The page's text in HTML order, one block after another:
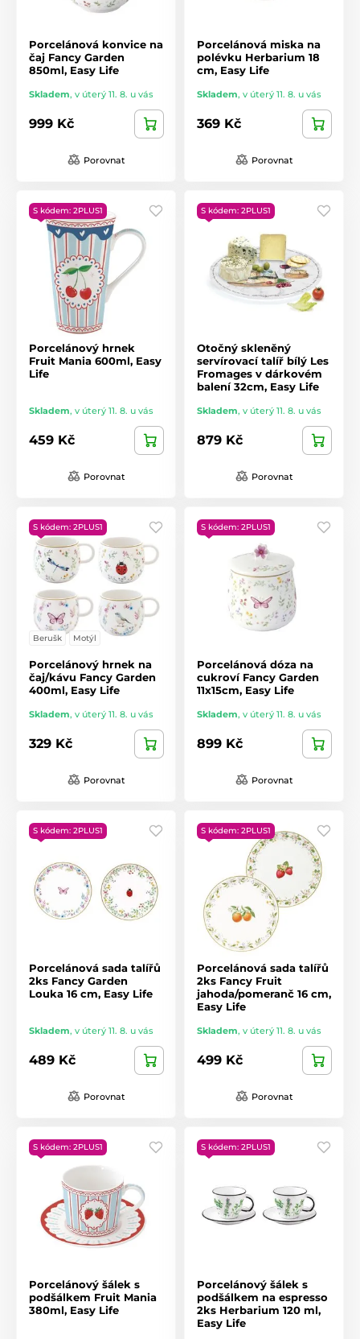
Porcelánová konvice na
čaj Fancy Garden
850ml, Easy Life
Skladem, v úterý 11. 8. u vás
999 Kč
Porovnat
Porcelánová miska na
polévku Herbarium 18
cm, Easy Life
Skladem, v úterý 11. 8. u vás
369 Kč
Porovnat
S kódem: 2PLUS1
Porcelánový hrnek
Fruit Mania 600ml, Easy
Life
Skladem, v úterý 11. 8. u vás
459 Kč
Porovnat
S kódem: 2PLUS1
Otočný skleněný
servírovací talíř bílý Les
Fromages v dárkovém
balení 32cm, Easy Life
Skladem, v úterý 11. 8. u vás
879 Kč
Porovnat
S kódem: 2PLUS1
Berušk Motýl
Porcelánový hrnek na
čaj/kávu Fancy Garden
400ml, Easy Life
Skladem, v úterý 11. 8. u vás
329 Kč
Porovnat
S kódem: 2PLUS1
Porcelánová dóza na
cukroví Fancy Garden
11x15cm, Easy Life
Skladem, v úterý 11. 8. u vás
899 Kč
Porovnat
S kódem: 2PLUS1
Porcelánová sada talířů
2ks Fancy Garden
Louka 16 cm, Easy Life
Skladem, v úterý 11. 8. u vás
489 Kč
Porovnat
S kódem: 2PLUS1
Porcelánová sada talířů
2ks Fancy Fruit
jahoda/pomeranč 16 cm,
Easy Life
Skladem, v úterý 11. 8. u vás
499 Kč
Porovnat
S kódem: 2PLUS1
Porcelánový šálek s
podšálkem Fruit Mania
380ml, Easy Life
S kódem: 2PLUS1
Porcelánový šálek s
podšálkem na espresso
2ks Herbarium 120 ml,
Easy Life